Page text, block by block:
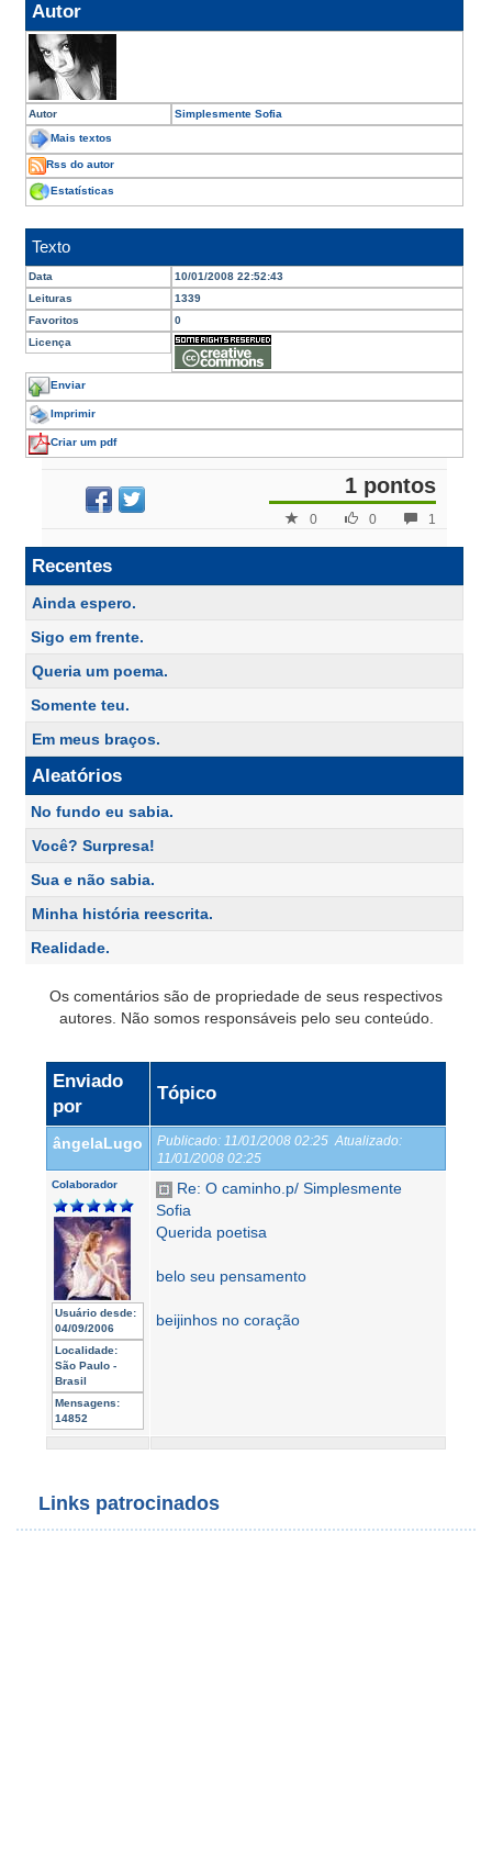
Autor
Autor Simplesmente Sofia
Mais textos
Rss do autor
Estatísticas
Texto
Data
10/01/2008 22:52:43
Leituras
1339
Favoritos
0
Licença
Enviar
Imprimir
Criar um pdf
1 pontos
1
0
0
Recentes
Ainda espero.
Sigo em frente.
Queria um poema.
Somente teu.
Em meus braços.
Aleatórios
No fundo eu sabia.
Você? Surpresa!
Sua e não sabia.
Minha história reescrita.
Realidade.
Os comentários são de propriedade de seus respectivos
autores. Não somos responsáveis pelo seu conteúdo.
Enviado
por
Tópico
ângelaLugo Publicado: 11/01/2008 02:25 Atualizado:
11/01/2008 02:25
Colaborador
Usuário desde:
04/09/2006
Localidade:
São Paulo -
Brasil
Mensagens:
14852
Re: O caminho.p/ Simplesmente
Sofia
Querida poetisa
belo seu pensamento
beijinhos no coração
Links patrocinados